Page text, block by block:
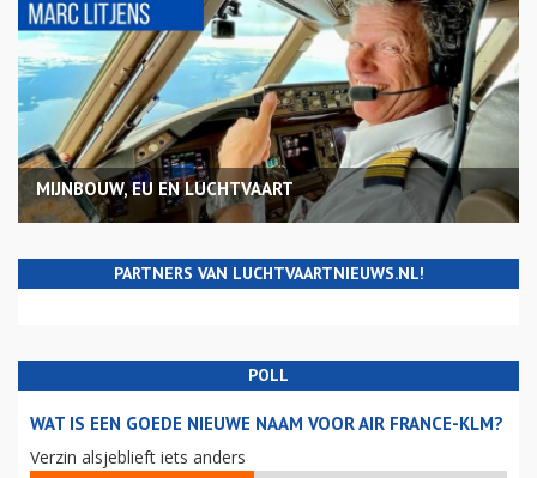
MIJNBOUW, EU EN LUCHTVAART
PARTNERS VAN LUCHTVAARTNIEUWS.NL!
POLL
WAT IS EEN GOEDE NIEUWE NAAM VOOR AIR FRANCE-KLM?
Verzin alsjeblieft iets anders